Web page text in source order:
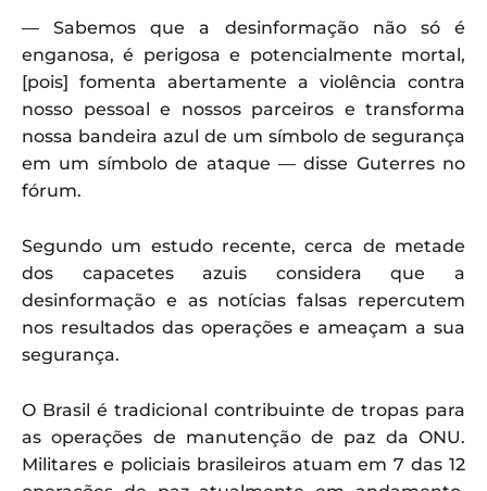
— Sabemos que a desinformação não só é
enganosa, é perigosa e potencialmente mortal,
[pois] fomenta abertamente a violência contra
nosso pessoal e nossos parceiros e transforma
nossa bandeira azul de um símbolo de segurança
em um símbolo de ataque — disse Guterres no
fórum.
Segundo um estudo recente, cerca de metade
dos capacetes azuis considera que a
desinformação e as notícias falsas repercutem
nos resultados das operações e ameaçam a sua
segurança.
O Brasil é tradicional contribuinte de tropas para
as operações de manutenção de paz da ONU.
Militares e policiais brasileiros atuam em 7 das 12